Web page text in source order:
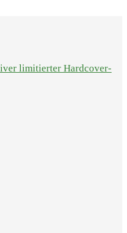
limitierter Hardcover-